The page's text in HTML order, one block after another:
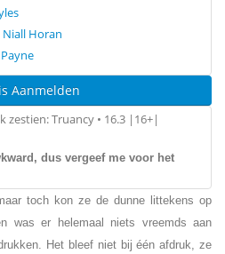
Niall Horan
Aanmelden
dus vergeef me voor het
toch kon ze de dunne littekens op
was er helemaal niets vreemds aan
Het bleef niet bij één afdruk, ze